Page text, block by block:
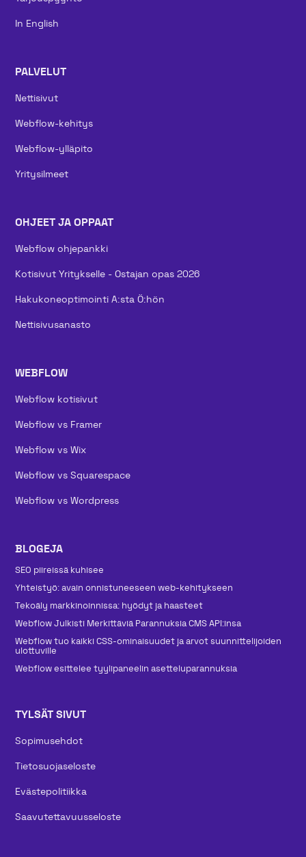
In English
PALVELUT
Nettisivut
Webflow-kehitys
Webflow-ylläpito
Yritysilmeet
OHJEET JA OPPAAT
Webflow ohjepankki
Kotisivut Yritykselle - Ostajan opas 2026
Hakukoneoptimointi A:sta Ö:hön
Nettisivusanasto
WEBFLOW
Webflow kotisivut
Webflow vs Framer
Webflow vs Wix
Webflow vs Squarespace
Webflow vs Wordpress
BLOGEJA
SEO piireissä kuhisee
Yhteistyö: avain onnistuneeseen web-kehitykseen
Tekoäly markkinoinnissa: hyödyt ja haasteet
Webflow Julkisti Merkittäviä Parannuksia CMS API:insa
Webflow tuo kaikki CSS-ominaisuudet ja arvot suunnittelijoiden
ulottuville
Webflow esittelee tyylipaneelin asetteluparannuksia
TYLSÄT SIVUT
Sopimusehdot
Tietosuojaseloste
Evästepolitiikka
Saavutettavuusseloste